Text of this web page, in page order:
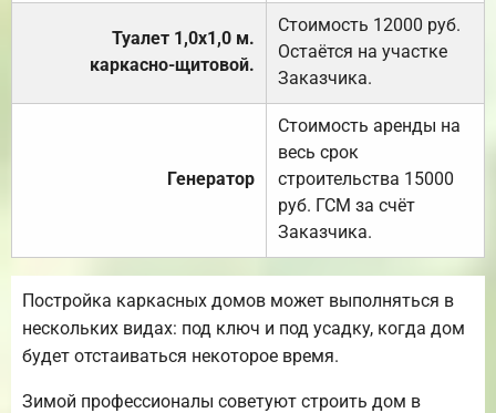
Туалет 1,0х1,0 м.
каркасно-щитовой.
Стоимость 12000 руб.
Остаётся на участке
Заказчика.
Генератор
Стоимость аренды на
весь срок
строительства 15000
руб. ГСМ за счёт
Заказчика.
Постройка каркасных домов может выполняться в
нескольких видах: под ключ и под усадку, когда дом
будет отстаиваться некоторое время.
Зимой профессионалы советуют строить дом в